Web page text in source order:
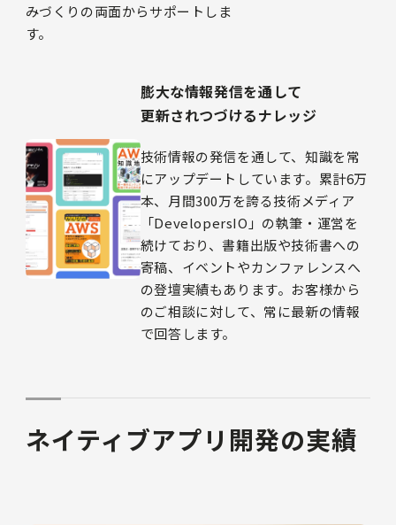
みづくりの両面からサポートしま
す。
膨大な情報発信を通して
更新されつづけるナレッジ
技術情報の発信を通して、知識を常
にアップデートしています。累計6万
本、月間300万を誇る技術メディア
「DevelopersIO」の執筆・運営を
続けており、書籍出版や技術書への
寄稿、イベントやカンファレンスへ
の登壇実績もあります。お客様から
のご相談に対して、常に最新の情報
で回答します。
ネイティブアプリ開発の実績